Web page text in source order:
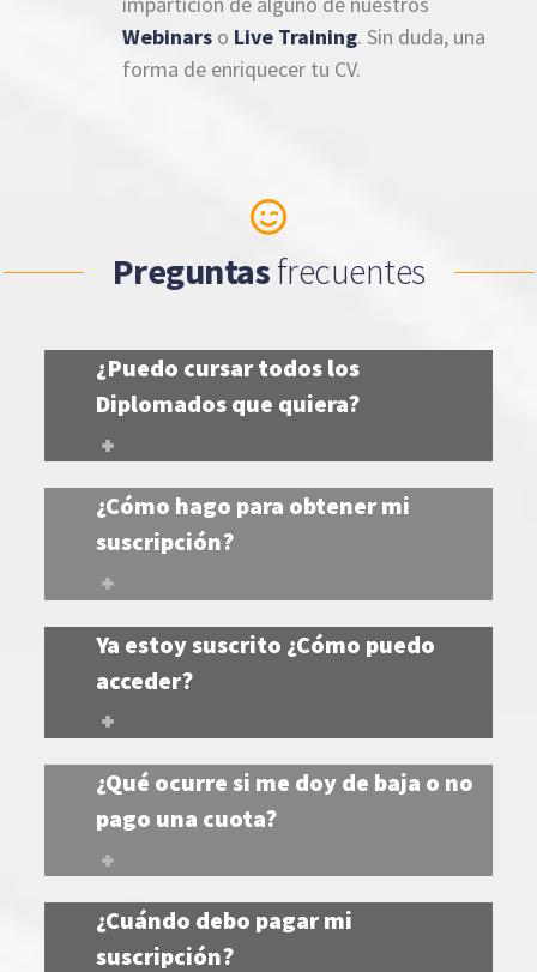
Webinars o Live Training. Sin duda, una
forma de enriquecer tu CV.
Preguntasfrecuentes
¿Puedo cursar todos los
Diplomados que quiera?
¿Cómo hago para obtener mi
suscripción?
Ya estoy suscrito ¿Cómo puedo
acceder?
¿Qué ocurre si me doy de baja o no
pago una cuota?
¿Cuándo debo pagar mi
suscripción?